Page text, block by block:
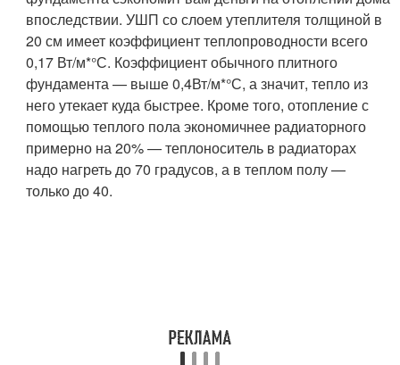
впоследствии. УШП со слоем утеплителя толщиной в
20 см имеет коэффициент теплопроводности всего
0,17 Вт/м*°С. Коэффициент обычного плитного
фундамента — выше 0,4Вт/м*°С, а значит, тепло из
него утекает куда быстрее. Кроме того, отопление с
помощью теплого пола экономичнее радиаторного
примерно на 20% — теплоноситель в радиаторах
надо нагреть до 70 градусов, а в теплом полу —
только до 40.